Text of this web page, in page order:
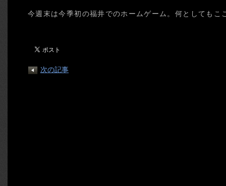
今週末は今季初の福井でのホームゲーム。何としてもこ
次の記事